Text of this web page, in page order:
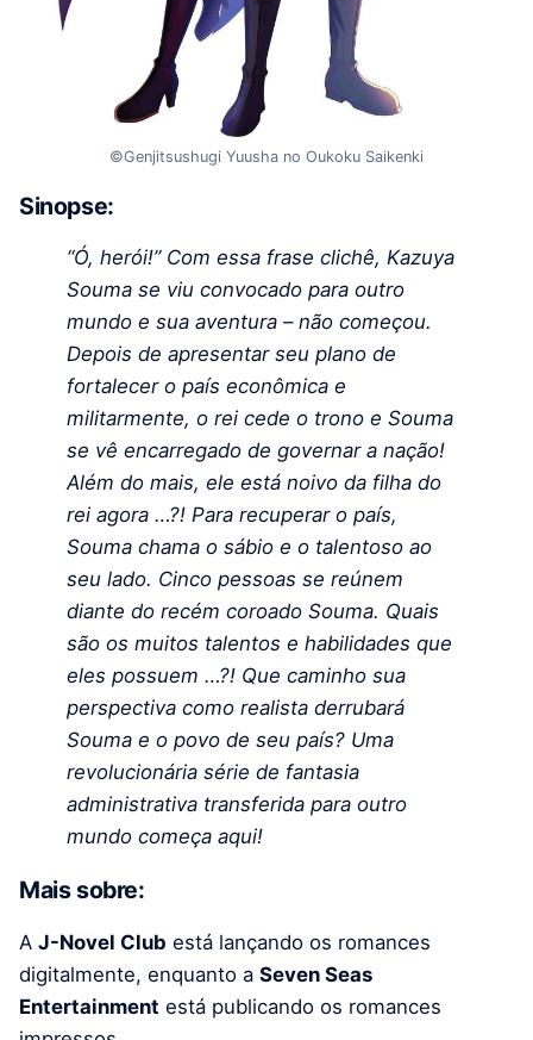
©Genjitsushugi Yuusha no Oukoku Saikenki
Sinopse:
“Ó, herói!” Com essa frase clichê, Kazuya
Souma se viu convocado para outro
mundo e sua aventura – não começou.
Depois de apresentar seu plano de
fortalecer o país econômica e
militarmente, o rei cede o trono e Souma
se vê encarregado de governar a nação!
Além do mais, ele está noivo da filha do
rei agora …?! Para recuperar o país,
Souma chama o sábio e o talentoso ao
seu lado. Cinco pessoas se reúnem
diante do recém coroado Souma. Quais
são os muitos talentos e habilidades que
eles possuem …?! Que caminho sua
perspectiva como realista derrubará
Souma e o povo de seu país? Uma
revolucionária série de fantasia
administrativa transferida para outro
mundo começa aqui!
Mais sobre:
A J-Novel Club está lançando os romances
digitalmente, enquanto a Seven Seas
Entertainment está publicando os romances